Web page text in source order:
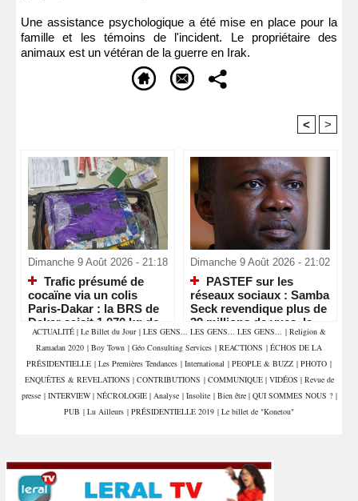
Une assistance psychologique a été mise en place pour la
famille et les témoins de l'incident. Le propriétaire des
animaux est un vétéran de la guerre en Irak.
< >
Dimanche 9 Août 2026 - 21:18
Trafic présumé de
cocaïne via un colis
Paris-Dakar : la BRS de
Dakar saisit 1,070 kg de
drogue et interpelle deux
commerçants
Dimanche 9 Août 2026 - 21:02
PASTEF sur les
réseaux sociaux : Samba
Seck revendique plus de
39 millions de vues, la «
machine » numérique de
Sonko en pleine
accélération
ACTUALITÉ | Le Billet du Jour | LES GENS... LES GENS... LES GENS... | Religion &
Ramadan 2020 | Boy Town | Géo Consulting Services | REACTIONS | ÉCHOS DE LA
PRÉSIDENTIELLE | Les Premières Tendances | International | PEOPLE & BUZZ | PHOTO |
ENQUÊTES & REVELATIONS | CONTRIBUTIONS | COMMUNIQUE | VIDÉOS | Revue de
presse | INTERVIEW | NÉCROLOGIE | Analyse | Insolite | Bien être | QUI SOMMES NOUS ? |
PUB | Lu Ailleurs | PRÉSIDENTIELLE 2019 | Le billet de "Konetou"